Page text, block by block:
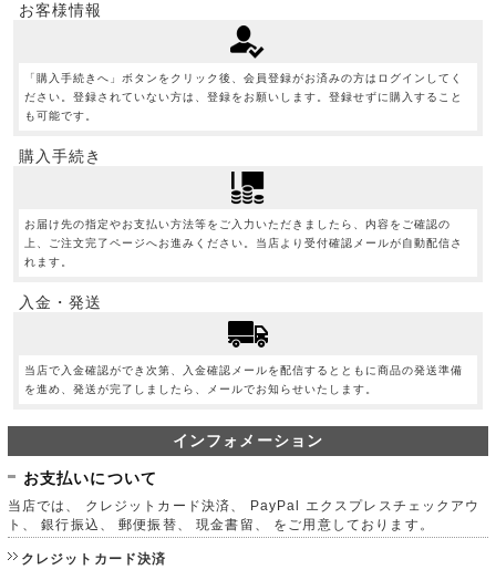
お客様情報
「購入手続きへ」ボタンをクリック後、会員登録がお済みの方はログインしてく
ださい。登録されていない方は、登録をお願いします。登録せずに購入すること
も可能です。
購入手続き
お届け先の指定やお支払い方法等をご入力いただきましたら、内容をご確認の
上、ご注文完了ページへお進みください。当店より受付確認メールが自動配信さ
れます。
入金・発送
当店で入金確認ができ次第、入金確認メールを配信するとともに商品の発送準備
を進め、発送が完了しましたら、メールでお知らせいたします。
インフォメーション
お支払いについて
当店では、 クレジットカード決済、 PayPal エクスプレスチェックアウ
ト、 銀行振込、 郵便振替、 現金書留、 をご用意しております。
クレジットカード決済